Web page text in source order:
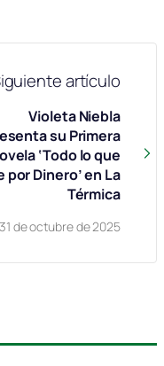
artículo
31 de octubre de 2025
Violeta Niebla
su Primera
‘Todo lo que
por Dinero’ en La
Térmica